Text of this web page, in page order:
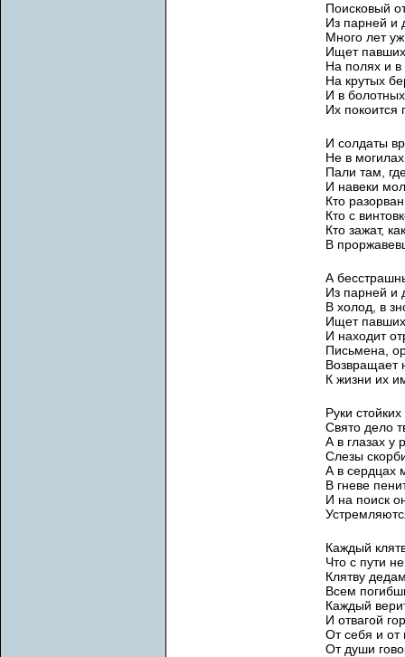
Поисковый
Из парней и
Много лет
Ищет павших
На полях и в
На крутых
И в
Их покоится
И солдаты
Не в
Пали там,
И навеки
Кто
Кто с
Кто зажат,
В
А
Из парней и
В холод, в
Ищет павших
И находит
Письмена,
Возвращает
К жизни их
Руки
Свято дело
А в глазах у
Слезы
А в сердцах
В гневе
И на поиск
Каждый
Что с пути
Клятву
Всем
Каждый
И отвагой
От себя и от
От души